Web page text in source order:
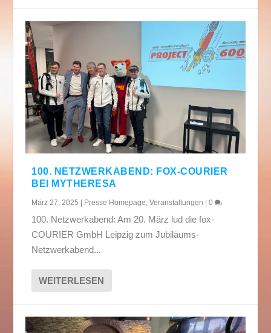
100. NETZWERKABEND: FOX-COURIER
BEI MYTHERESA
März 27, 2025 Presse Homepage,Veranstaltungen |0
100. Netzwerkabend: Am 20. März lud die fox-
COURIER GmbH Leipzig zum Jubiläums-
Netzwerkabend...
WEITERLESEN